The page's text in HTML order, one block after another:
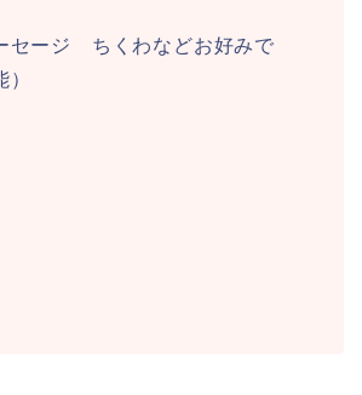
セージ ちくわなどお好みで